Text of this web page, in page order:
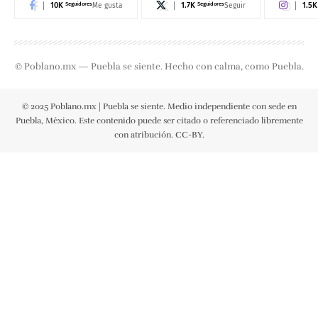
10K SeguidoresMe gusta 1.7K SeguidoresSeguir 1.5K
© Poblano.mx — Puebla se siente. Hecho con calma, como Puebla.
© 2025 Poblano.mx | Puebla se siente. Medio independiente con sede en
Puebla, México. Este contenido puede ser citado o referenciado libremente
con atribución. CC-BY.